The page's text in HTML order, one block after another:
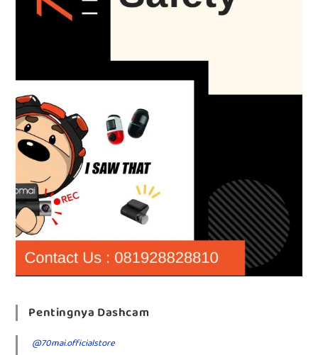
Pentingnya Dashcam
@70mai.officialstore